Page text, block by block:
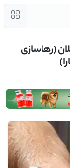
(رهاسازی